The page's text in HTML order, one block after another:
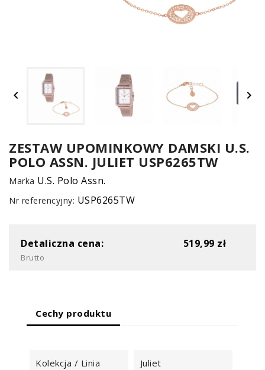
 
ZESTAW UPOMINKOWY DAMSKI U.S.
POLO ASSN. JULIET USP6265TW
Marka U.S. Polo Assn.
Nr referencyjny: USP6265TW
Detaliczna cena: 519,99 zł
Brutto
Cechy produktu
Kolekcja / Linia Juliet